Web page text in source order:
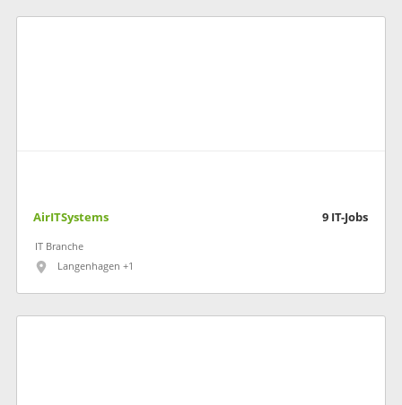
AirITSystems 9 IT-Jobs
IT Branche
Langenhagen +1